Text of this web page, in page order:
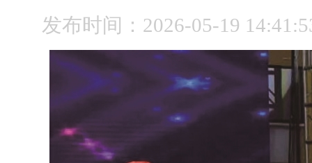
发布时间：2026-05-19